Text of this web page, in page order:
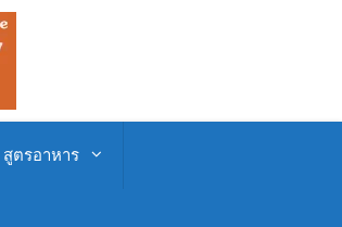
สูตรอาหาร